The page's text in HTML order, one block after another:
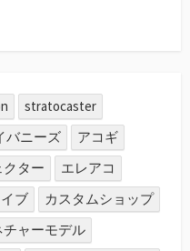
stratocaster
バニーズ
アコギ
クター
エレアコ
ブ
カスタムショップ
チャーモデル